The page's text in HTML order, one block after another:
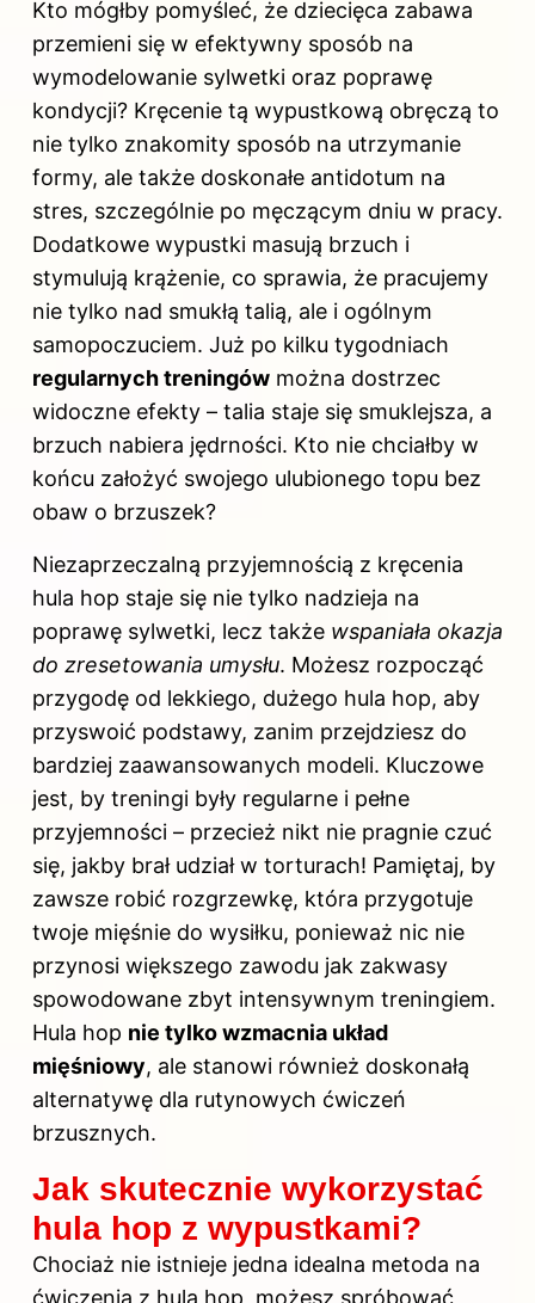
Kto mógłby pomyśleć, że dziecięca zabawa
przemieni się w efektywny sposób na
wymodelowanie sylwetki oraz poprawę
kondycji? Kręcenie tą wypustkową obręczą to
nie tylko znakomity sposób na utrzymanie
formy, ale także doskonałe antidotum na
stres, szczególnie po męczącym dniu w pracy.
Dodatkowe wypustki masują brzuch i
stymulują krążenie, co sprawia, że pracujemy
nie tylko nad smukłą talią, ale i ogólnym
samopoczuciem. Już po kilku tygodniach
regularnych treningów można dostrzec
widoczne efekty – talia staje się smuklejsza, a
brzuch nabiera jędrności. Kto nie chciałby w
końcu założyć swojego ulubionego topu bez
obaw o brzuszek?
Niezaprzeczalną przyjemnością z kręcenia
hula hop staje się nie tylko nadzieja na
poprawę sylwetki, lecz także wspaniała okazja
do zresetowania umysłu. Możesz rozpocząć
przygodę od lekkiego, dużego hula hop, aby
przyswoić podstawy, zanim przejdziesz do
bardziej zaawansowanych modeli. Kluczowe
jest, by treningi były regularne i pełne
przyjemności – przecież nikt nie pragnie czuć
się, jakby brał udział w torturach! Pamiętaj, by
zawsze robić rozgrzewkę, która przygotuje
twoje mięśnie do wysiłku, ponieważ nic nie
przynosi większego zawodu jak zakwasy
spowodowane zbyt intensywnym treningiem.
Hula hop nie tylko wzmacnia układ
mięśniowy, ale stanowi również doskonałą
alternatywę dla rutynowych ćwiczeń
brzusznych.
Jak skutecznie wykorzystać
hula hop z wypustkami?
Chociaż nie istnieje jedna idealna metoda na
ćwiczenia z hula hop, możesz spróbować